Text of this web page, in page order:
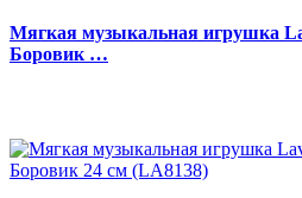
Мягкая музыкальная игрушка
Боровик …